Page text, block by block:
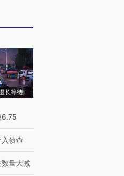
长等待
6.75
侦查
量大减